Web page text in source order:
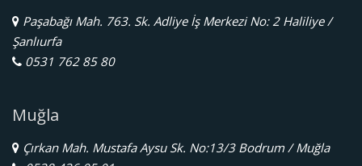
Paşabağı Mah. 763. Sk. Adliye İş Merkezi No: 2 Haliliye /
Şanlıurfa
0531 762 85 80
Muğla
Çırkan Mah. Mustafa Aysu Sk. No:13/3 Bodrum / Muğla